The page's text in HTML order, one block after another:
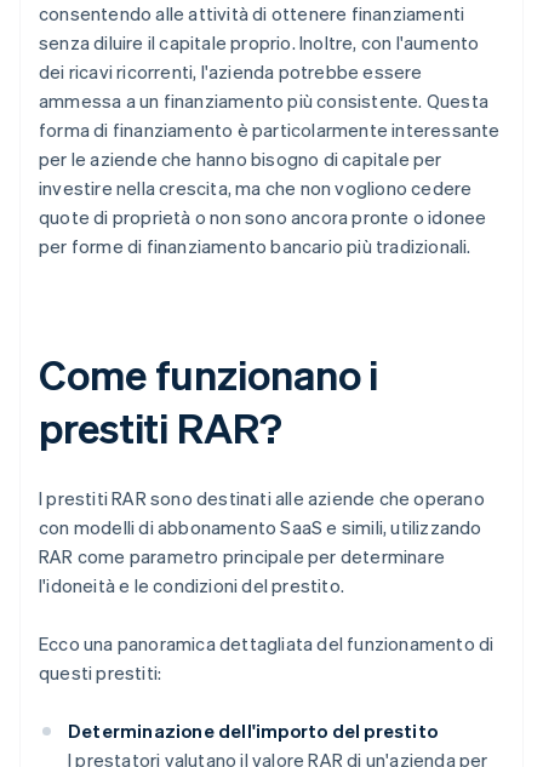
consentendo alle attività di ottenere finanziamenti
senza diluire il capitale proprio. Inoltre, con l'aumento
dei ricavi ricorrenti, l'azienda potrebbe essere
ammessa a un finanziamento più consistente. Questa
forma di finanziamento è particolarmente interessante
per le aziende che hanno bisogno di capitale per
investire nella crescita, ma che non vogliono cedere
quote di proprietà o non sono ancora pronte o idonee
per forme di finanziamento bancario più tradizionali.
Come funzionano i
prestiti RAR?
I prestiti RAR sono destinati alle aziende che operano
con modelli di abbonamento SaaS e simili, utilizzando
RAR come parametro principale per determinare
l'idoneità e le condizioni del prestito.
Ecco una panoramica dettagliata del funzionamento di
questi prestiti:
Determinazione dell'importo del prestito
I prestatori valutano il valore RAR di un'azienda per